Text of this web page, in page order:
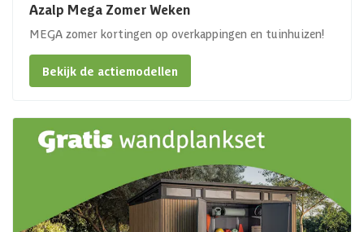
Azalp Mega Zomer Weken
MEGA zomer kortingen op overkappingen en tuinhuizen!
Bekijk de actiemodellen